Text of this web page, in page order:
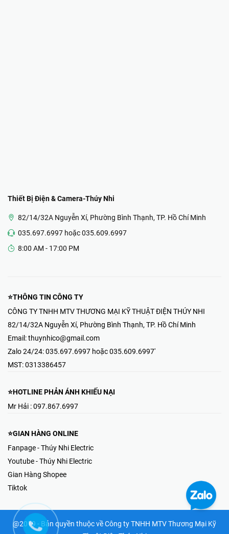
Thiết Bị Điện & Camera-Thúy Nhi
82/14/32A Nguyễn Xí, Phường Bình Thạnh, TP. Hồ Chí Minh
035.697.6997 hoặc 035.609.6997
8:00 AM - 17:00 PM
⭐THÔNG TIN CÔNG TY
CÔNG TY TNHH MTV THƯƠNG MẠI KỸ THUẬT ĐIỆN THÚY NHI
82/14/32A Nguyễn Xí, Phường Bình Thạnh, TP. Hồ Chí Minh
Email:thuynhico@gmail.com
Zalo 24/24:035.697.6997 hoặc 035.609.6997'
MST:0313386457
⭐HOTLINE PHẢN ÁNH KHIẾU NẠI
Mr Hải : 097.867.6997
⭐GIAN HÀNG ONLINE
Fanpage - Thúy Nhi Electric
Youtube - Thúy Nhi Electric
Gian Hàng Shopee
Tiktok
@2019 - Bản quyền thuộc về Công ty TNHH MTV Thương Mại Kỹ